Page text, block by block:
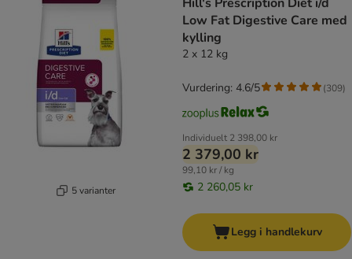
5 varianter
Low Fat Digestive Care med
kylling
2 x 12 kg
Individuelt 2 398,00 kr
2 379,00 kr
99,10 kr / kg
2 260,05 kr
Vurdering: 4.6/5 (309)
Legg i handlekurv